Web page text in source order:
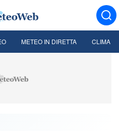
METEO IN DIRETTA CLIMA